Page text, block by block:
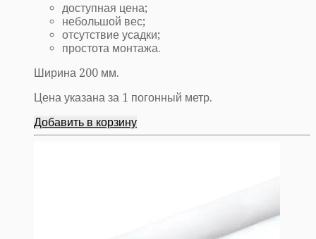
доступная цена;
небольшой вес;
отсутствие усадки;
простота монтажа.
Ширина 200 мм.
Цена указана за 1 погонный метр.
Добавить в корзину